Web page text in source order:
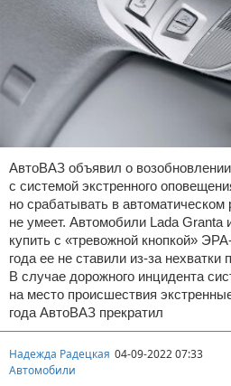
АвтоВАЗ объявил о
с системой экстренного
но срабатывать в
не умеет. Автомобили Lada Granta
купить с «тревожной кнопкой»
года ее не ставили из-за нехватки
В случае дорожного инцидента
на место происшествия
года АвтоВАЗ прекратил
Надежда Радецкая 04-09-2022 07:33
Автомобили